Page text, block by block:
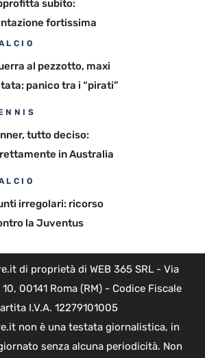
subito:
fortissima
al pezzotto, maxi
panico tra i “pirati”
tutto deciso:
in Australia
irregolari: ricorso
la Juventus
di proprietà di WEB 365 SRL - Via
00141 Roma (RM) - Codice Fiscale
I.V.A. 12279101005
non è una testata giornalistica, in
senza alcuna periodicità. Non